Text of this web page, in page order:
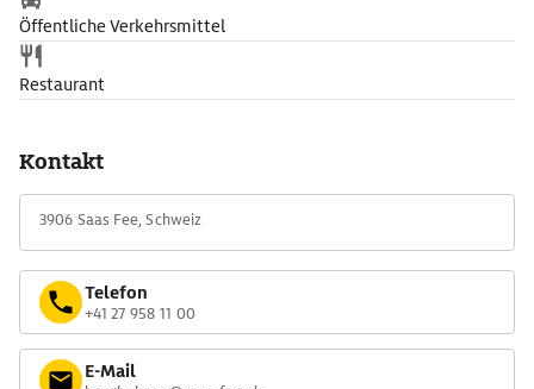
Öffentliche Verkehrsmittel
Restaurant
Kontakt
3906 Saas Fee, Schweiz
Telefon
+41 27 958 11 00
E-Mail